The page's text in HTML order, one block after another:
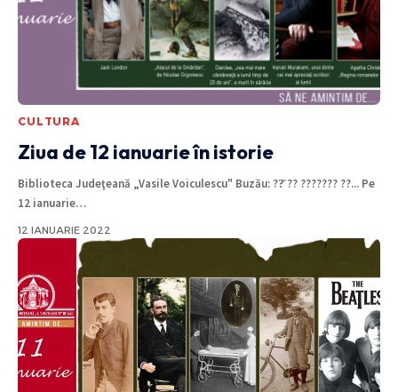
CULTURA
Ziua de 12 ianuarie în istorie
Biblioteca Judeţeană „Vasile Voiculescu" Buzău: ??̆ ?? ??????? ??... Pe
12 ianuarie…
12 IANUARIE 2022